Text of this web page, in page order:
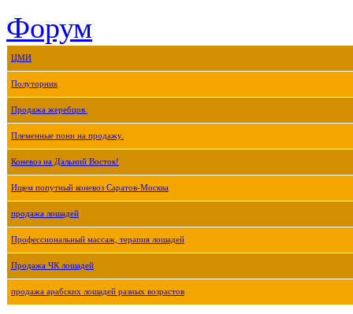
Форум
ЦМИ
Полуторник
Продажа жеребцов.
Племенные пони на продажу.
Коневоз на Дальний Восток!
Ищем попутный коневоз Саратов-Москва
продажа лошадей
Профессиональный массаж, терапия лошадей
Продажа ЧК лошадей
продажа арабских лошадей разных возрастов